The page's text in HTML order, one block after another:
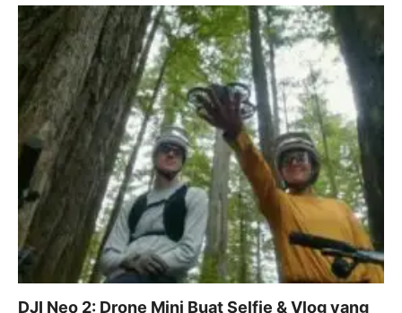
DJI Neo 2: Drone Mini Buat Selfie & Vlog yang